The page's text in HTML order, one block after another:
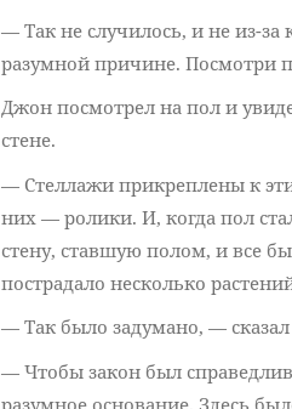
— Так не случилось, и не из-за
разумной причине. Посмотри
Джон посмотрел на пол и
стене.
— Стеллажи прикреплены к
них — ролики. И, когда пол
стену, ставшую полом, и все
пострадало несколько
— Так было задумано, —
— Чтобы закон был
разумное основание. Здесь